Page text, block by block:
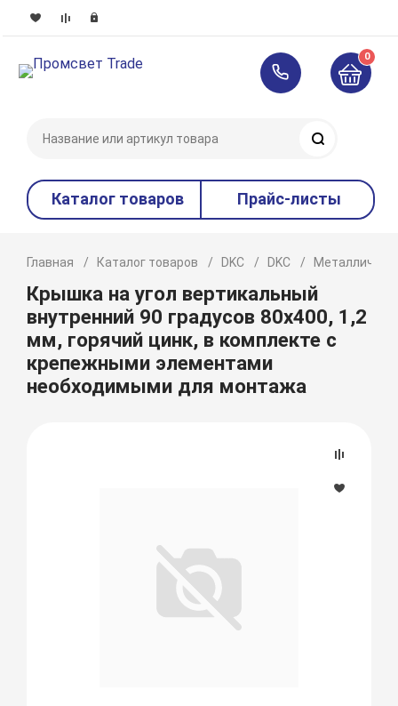
0
Каталог товаров Прайс-листы
Главная Каталог товаров DKC DKC
Крышка на угол вертикальный
внутренний 90 градусов 80х400, 1,2
мм, горячий цинк, в комплекте с
крепежными элементами
необходимыми для монтажа